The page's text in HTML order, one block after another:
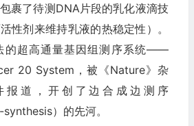
裹了待测DNA片段的乳化液滴技
性剂来维持乳液的热稳定性）。
的超高通量基因组测序系统——
20 System，被《Nature》杂
报道，开创了边合成边测序
）的先河。